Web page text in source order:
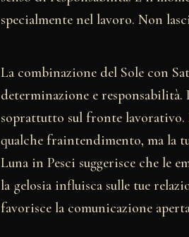
specialmente nel lavoro. Non
La combinazione del Sole con
determinazione e
soprattutto sul fronte
qualche fraintendimento, ma la
Luna in Pesci suggerisce che le
la gelosia influisca sulle tue
favorisce la comunicazione